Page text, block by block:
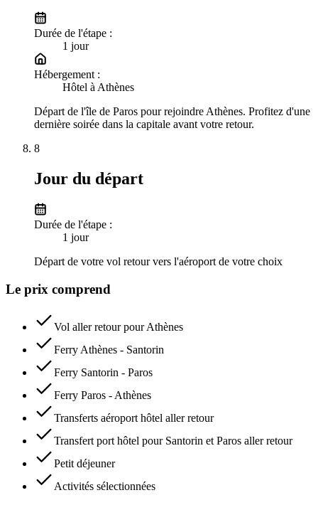
Durée de l'étape :
1 jour
Hébergement :
Hôtel à Athènes
Départ de l'île de Paros pour rejoindre Athènes. Profitez d'une
dernière soirée dans la capitale avant votre retour.
8
Jour du départ
Durée de l'étape :
1 jour
Départ de votre vol retour vers l'aéroport de votre choix
Le prix comprend
Vol aller retour pour Athènes
Ferry Athènes - Santorin
Ferry Santorin - Paros
Ferry Paros - Athènes
Transferts aéroport hôtel aller retour
Transfert port hôtel pour Santorin et Paros aller retour
Petit déjeuner
Activités sélectionnées